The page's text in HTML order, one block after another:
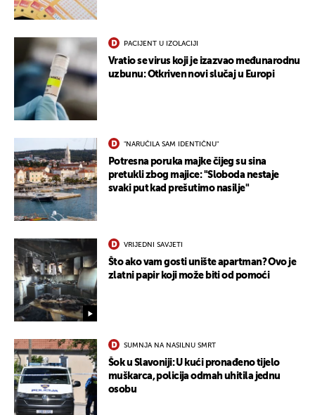
PACIJENT U IZOLACIJI
Vratio se virus koji je izazvao međunarodnu
uzbunu: Otkriven novi slučaj u Europi
"NARUČILA SAM IDENTIČNU"
Potresna poruka majke čijeg su sina
pretukli zbog majice: "Sloboda nestaje
svaki put kad prešutimo nasilje"
VRIJEDNI SAVJETI
Što ako vam gosti unište apartman? Ovo je
zlatni papir koji može biti od pomoći
SUMNJA NA NASILNU SMRT
Šok u Slavoniji: U kući pronađeno tijelo
muškarca, policija odmah uhitila jednu
osobu